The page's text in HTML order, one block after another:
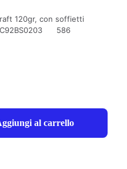
120gr, con soffietti
C92BS0203 586
al carrello